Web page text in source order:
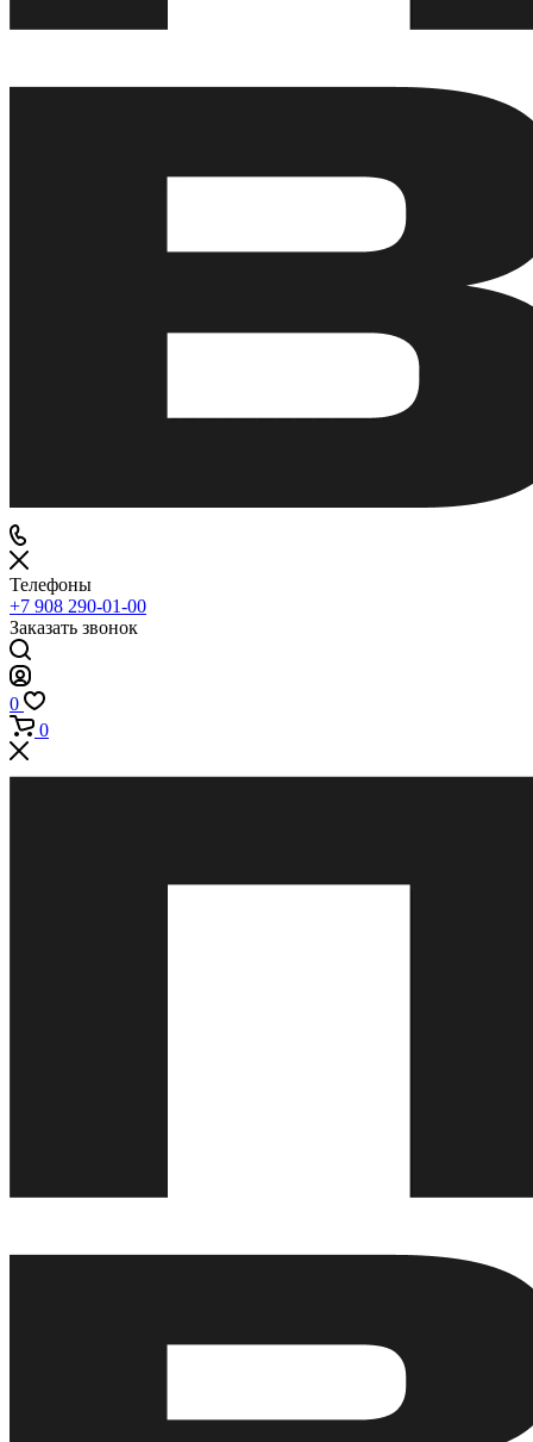
Телефоны
+7 908 290-01-00
Заказать звонок
0
0